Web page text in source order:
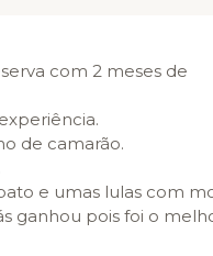
com 2 meses de
de camarão.
e umas lulas com
ganhou pois foi o